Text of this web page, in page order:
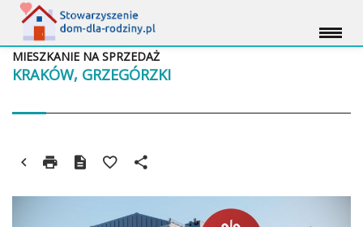
KRAKÓW, GRZEGÓRZKI
MIESZKANIE NA SPRZEDAŻ